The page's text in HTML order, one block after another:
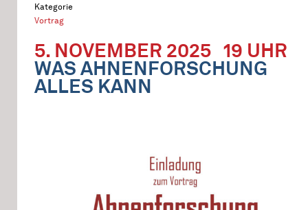
Kategorie
Vortrag
5. NOVEMBER 2025 19 UHR
WAS AHNENFORSCHUNG
ALLES KANN